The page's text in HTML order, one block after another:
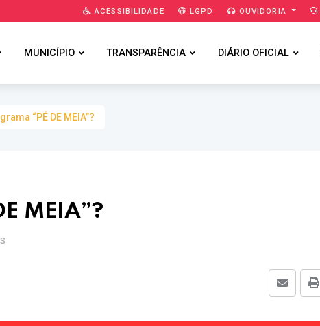
ACESSIBILIDADE LGPD OUVIDORIA
MUNICÍPIO TRANSPARÊNCIA DIÁRIO OFICIAL
“PÉ DE MEIA”?
MEIA”?
E-mail